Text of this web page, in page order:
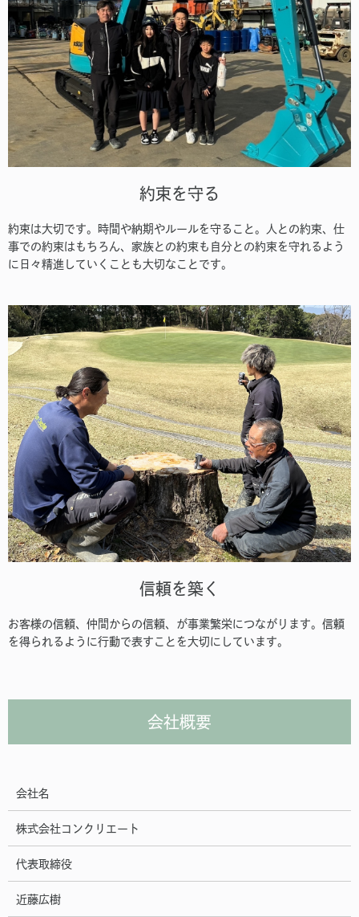
約束を守る
約束は大切です。時間や納期やルールを守ること。人との約束、仕
事での約束はもちろん、家族との約束も自分との約束を守れるよう
に日々精進していくことも大切なことです。
信頼を築く
お客様の信頼、仲間からの信頼、が事業繁栄につながります。信頼
を得られるように行動で表すことを大切にしています。
会社概要
会社名
株式会社コンクリエート
代表取締役
近藤広樹